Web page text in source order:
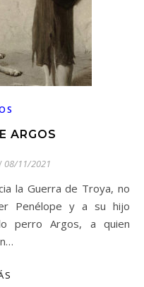
ARGOS
08/11/2021
Penélope y a su hijo
perro Argos, a quien